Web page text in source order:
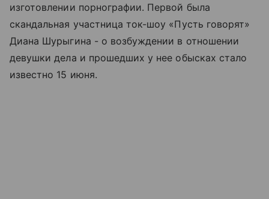
изготовлении порнографии. Первой была
скандальная участница ток-шоу «Пусть говорят»
Диана Шурыгина - о возбуждении в отношении
девушки дела и прошедших у нее обысках стало
известно 15 июня.